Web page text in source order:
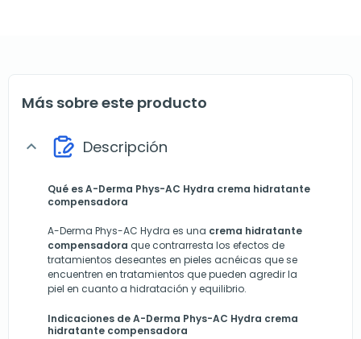
Más sobre este producto
expand_more Descripción
Qué es A-Derma Phys-AC Hydra crema hidratante
compensadora
A-Derma Phys-AC Hydra es una crema hidratante
compensadora que contrarresta los efectos de
tratamientos deseantes en pieles acnéicas que se
encuentren en tratamientos que pueden agredir la
piel en cuanto a hidratación y equilibrio.
Indicaciones de A-Derma Phys-AC Hydra crema
hidratante compensadora